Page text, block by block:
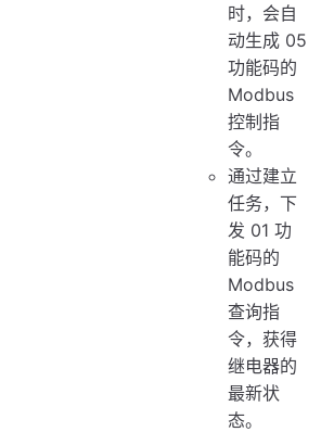
时，会自
动生成 05
功能码的
Modbus
控制指
令。
通过建立
任务，下
发 01 功
能码的
Modbus
查询指
令，获得
继电器的
最新状
态。